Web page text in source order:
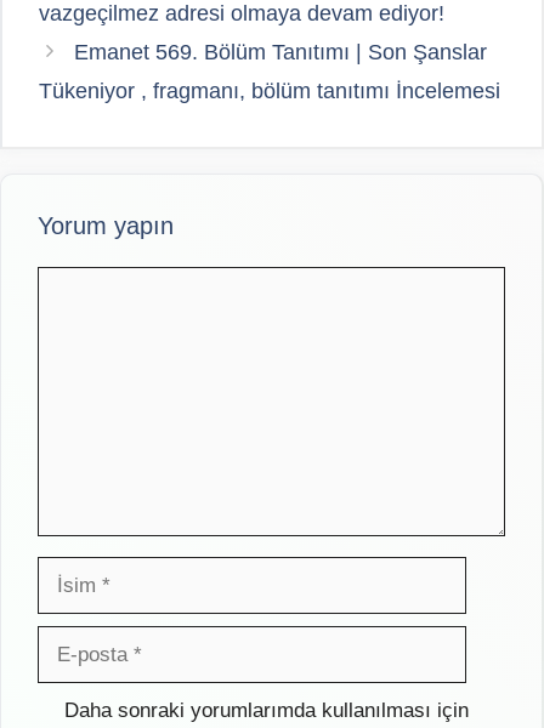
vazgeçilmez adresi olmaya devam ediyor!
Emanet 569. Bölüm Tanıtımı | Son Şanslar
Tükeniyor , fragmanı, bölüm tanıtımı İncelemesi
Yorum yapın
İsim
posta
İnternet
Daha sonraki yorumlarımda kullanılması için